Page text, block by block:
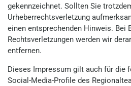
gekennzeichnet. Sollten Sie
Urheberrechtsverletzung
einen entsprechenden Hinweis. Bei
Rechtsverletzungen werden wir
entfernen.
Dieses Impressum gilt auch für die
Social-Media-Profile des